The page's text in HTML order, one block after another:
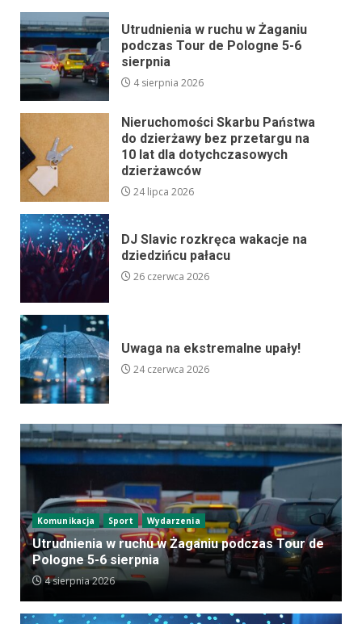
Utrudnienia w ruchu w Żaganiu
podczas Tour de Pologne 5-6
sierpnia
4 sierpnia 2026
Nieruchomości Skarbu Państwa
do dzierżawy bez przetargu na
10 lat dla dotychczasowych
dzierżawców
24 lipca 2026
DJ Slavic rozkręca wakacje na
dziedzińcu pałacu
26 czerwca 2026
Uwaga na ekstremalne upały!
24 czerwca 2026
Komunikacja Sport Wydarzenia
Utrudnienia w ruchu w Żaganiu podczas Tour de
Pologne 5-6 sierpnia
4 sierpnia 2026